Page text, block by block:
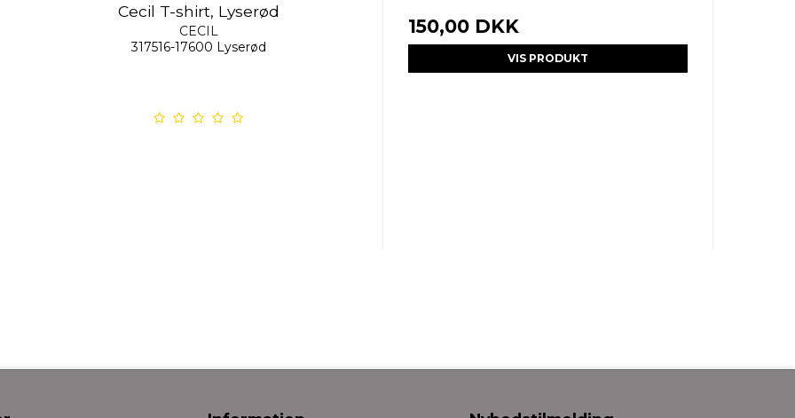
Cecil T-shirt, Lyserød
CECIL
317516-17600 Lyserød
150,00 DKK
VIS PRODUKT